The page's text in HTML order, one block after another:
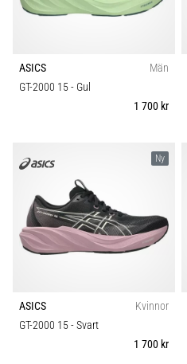
Visa
ASICS
Män
GT-2000 15- Gul
1 700 kr
Ny
ASICS
Kvinnor
GT-2000 15- Svart
1 700 kr